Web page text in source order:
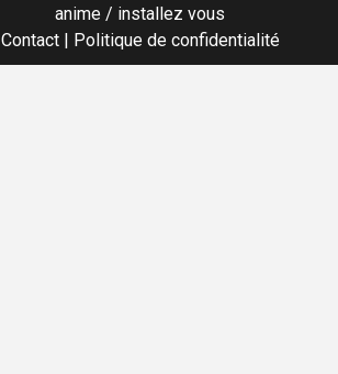
anime / installez vous
Contact| Politique de confidentialité